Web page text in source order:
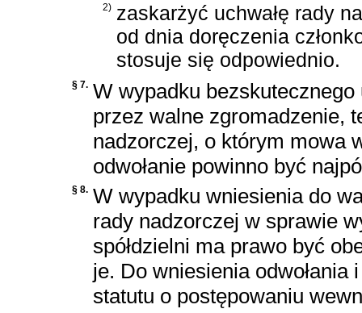
2) zaskarżyć uchwałę rady
od dnia doręczenia
stosuje się odpowiednio.
§ 7. W wypadku bezskutecznego
przez walne zgromadzenie,
nadzorczej, o którym mowa
odwołanie powinno być
§ 8. W wypadku wniesienia do
rady nadzorczej w sprawie
spółdzielni ma prawo być
je. Do wniesienia
statutu o postępowaniu